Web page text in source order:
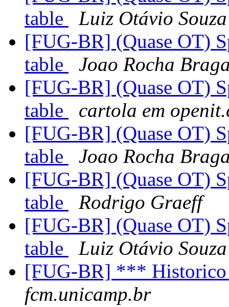
table
Luiz Otávio Souza
[FUG-BR] (Quase OT)
table
Joao Rocha
[FUG-BR] (Quase OT)
table
cartola em
[FUG-BR] (Quase OT)
table
Joao Rocha
[FUG-BR] (Quase OT)
table
Rodrigo Graeff
[FUG-BR] (Quase OT)
table
Luiz Otávio Souza
[FUG-BR] ***
fcm.unicamp.br